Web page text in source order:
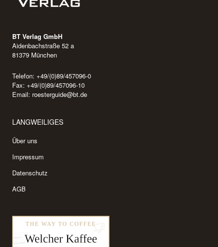
BT Verlag GmbH
Aidenbachstraße 52 a
81379 München
Telefon: +49/(0)89/457096-0
Fax: +49/(0)89/457096-10
Email: roesterguide@bt.de
LANGWEILIGES
Über uns
Impressum
Datenschutz
AGB